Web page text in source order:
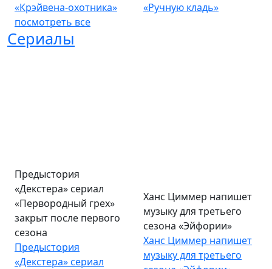
«Крэйвена-охотника»
«Ручную кладь»
посмотреть все
Сериалы
Предыстория
«Декстера» сериал
«Первородный грех»
закрыт после первого
сезона
Предыстория
«Декстера» сериал
сезона «Эйфории»
Ханс Циммер напишет
музыку для третьего
сезона «Эйфории»